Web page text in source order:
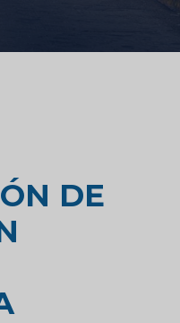
DE